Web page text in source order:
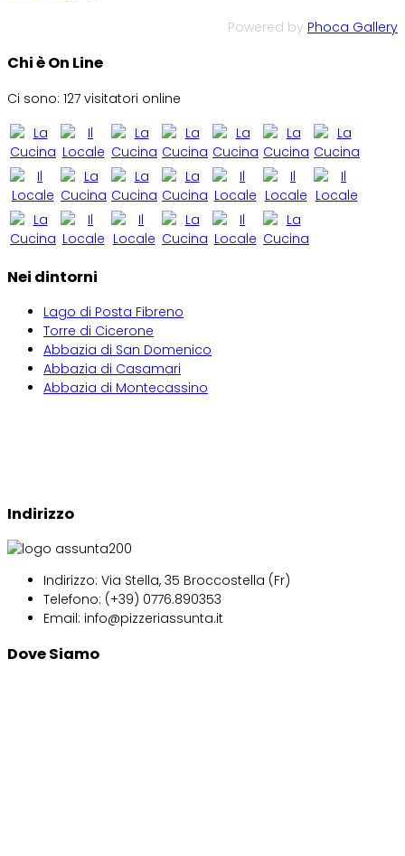
Powered by Phoca Gallery
Chi è On Line
Ci sono: 127 visitatori online
Nei dintorni
Lago di Posta Fibreno
Torre di Cicerone
Abbazia di San Domenico
Abbazia di Casamari
Abbazia di Montecassino
Indirizzo
Indirizzo: Via Stella, 35 Broccostella (Fr)
Telefono: (+39) 0776.890353
Email: info@pizzeriassunta.it
Dove Siamo